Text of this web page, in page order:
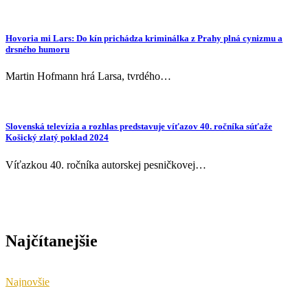
Hovoria mi Lars: Do kín prichádza kriminálka z Prahy plná cynizmu a
drsného humoru
Martin Hofmann hrá Larsa, tvrdého…
Slovenská televízia a rozhlas predstavuje víťazov 40. ročníka súťaže
Košický zlatý poklad 2024
Víťazkou 40. ročníka autorskej pesničkovej…
Najčítanejšie
Najnovšie